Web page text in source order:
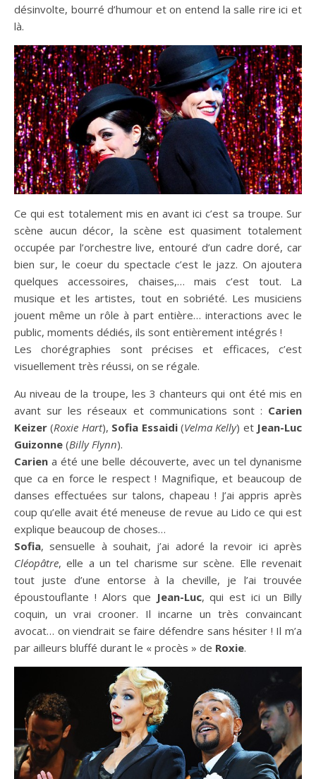
désinvolte, bourré d’humour et on entend la salle rire ici et
là.
Ce qui est totalement mis en avant ici c’est sa troupe. Sur
scène aucun décor, la scène est quasiment totalement
occupée par l’orchestre live, entouré d’un cadre doré, car
bien sur, le coeur du spectacle c’est le jazz. On ajoutera
quelques accessoires, chaises,… mais c’est tout. La
musique et les artistes, tout en sobriété. Les musiciens
jouent même un rôle à part entière… interactions avec le
public, moments dédiés, ils sont entièrement intégrés !
Les chorégraphies sont précises et efficaces, c’est
visuellement très réussi, on se régale.
Au niveau de la troupe, les 3 chanteurs qui ont été mis en
avant sur les réseaux et communications sont : Carien
Keizer (Roxie Hart), Sofia Essaidi(Velma Kelly) et Jean-Luc
Guizonne (Billy Flynn).
Carien a été une belle découverte, avec un tel dynanisme
que ca en force le respect ! Magnifique, et beaucoup de
danses effectuées sur talons, chapeau ! J’ai appris après
coup qu’elle avait été meneuse de revue au Lido ce qui est
explique beaucoup de choses…
Sofia, sensuelle à souhait, j’ai adoré la revoir ici après
Cléopâtre, elle a un tel charisme sur scène. Elle revenait
tout juste d’une entorse à la cheville, je l’ai trouvée
époustouflante ! Alors que Jean-Luc, qui est ici un Billy
coquin, un vrai crooner. Il incarne un très convaincant
avocat… on viendrait se faire défendre sans hésiter ! Il m’a
par ailleurs bluffé durant le « procès » de Roxie.